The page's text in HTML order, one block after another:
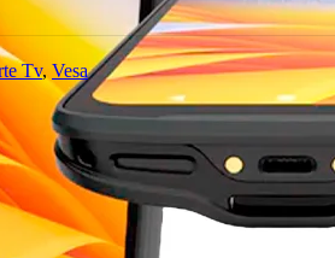
Tv, Vesa